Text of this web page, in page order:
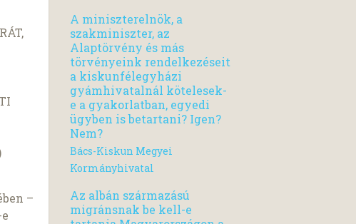
–
A miniszterelnök, a
szakminiszter, az
Alaptörvény és más
törvényeink rendelkezéseit
a kiskunfélegyházi
gyámhivatalnál kötelesek-
e a gyakorlatban, egyedi
ügyben is betartani? Igen?
Nem?
Bács-Kiskun Megyei
Kormányhivatal
Az albán származású
migránsnak be kell-e